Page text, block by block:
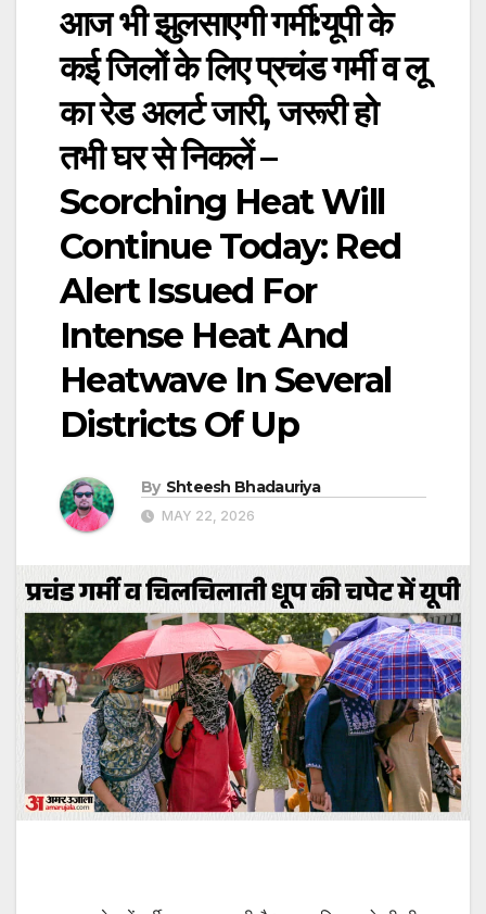
आज भी झुलसाएगी गर्मी:यूपी के
कई जिलों के लिए प्रचंड गर्मी व लू
का रेड अलर्ट जारी, जरूरी हो
तभी घर से निकलें –
Scorching Heat Will
Continue Today: Red
Alert Issued For
Intense Heat And
Heatwave In Several
Districts Of Up
By Shteesh Bhadauriya
MAY 22, 2026